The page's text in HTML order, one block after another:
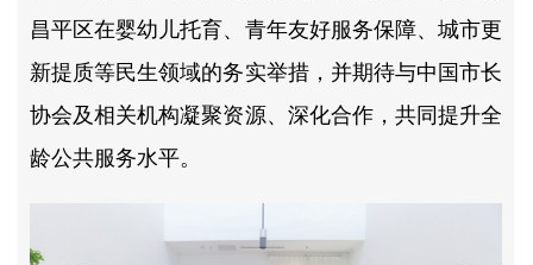
昌平区在婴幼儿托育、青年友好服务保障、城市更
新提质等民生领域的务实举措，并期待与中国市长
协会及相关机构凝聚资源、深化合作，共同提升全
龄公共服务水平。